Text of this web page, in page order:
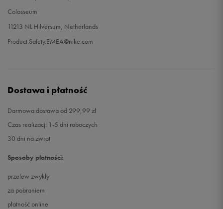
Colosseum
11213 NL Hilversum, Netherlands
Product.Safety.EMEA@nike.com
Dostawa i płatność
Darmowa dostawa od 299,99 zł
Czas realizacji 1-5 dni roboczych
30 dni na zwrot
Sposoby płatności:
przelew zwykły
za pobraniem
płatność online